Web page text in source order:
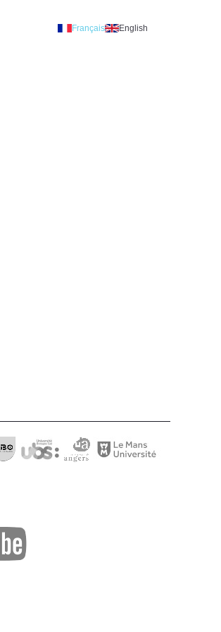
Français English